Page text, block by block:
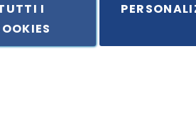
di Piemonte 199, cap. 80026
I